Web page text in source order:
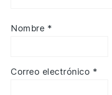
Nombre *
Correo electrónico *